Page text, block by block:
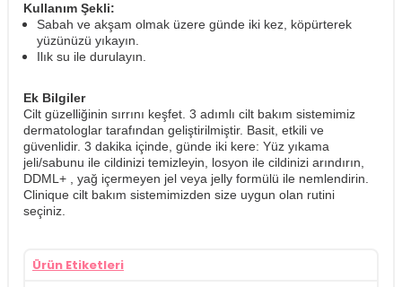
Kullanım Şekli:
Sabah ve akşam olmak üzere günde iki kez, köpürterek
yüzünüzü yıkayın.
Ilık su ile durulayın.
Ek Bilgiler
Cilt güzelliğinin sırrını keşfet. 3 adımlı cilt bakım sistemimiz
dermatologlar tarafından geliştirilmiştir. Basit, etkili ve
güvenlidir. 3 dakika içinde, günde iki kere: Yüz yıkama
jeli/sabunu ile cildinizi temizleyin, losyon ile cildinizi arındırın,
DDML+ , yağ içermeyen jel veya jelly formülü ile nemlendirin.
Clinique cilt bakım sistemimizden size uygun olan rutini
seçiniz.
Ürün Etiketleri